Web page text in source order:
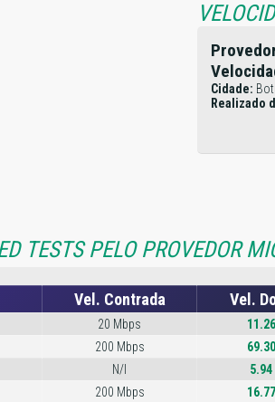
Cidade:
Realizado
TESTS PELO PROVEDOR
Vel. Contrada Vel.
20 Mbps 11.26
200 Mbps 69.30
N/I 5.94
200 Mbps 16.77